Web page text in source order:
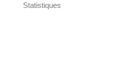
Statistiques